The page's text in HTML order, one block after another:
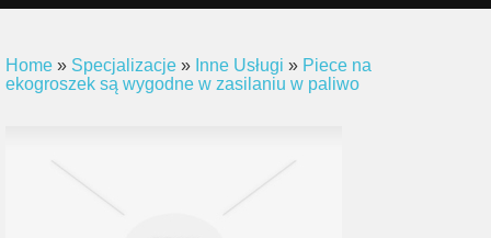
Home » Specjalizacje » Inne Usługi » Piece na
ekogroszek są wygodne w zasilaniu w paliwo